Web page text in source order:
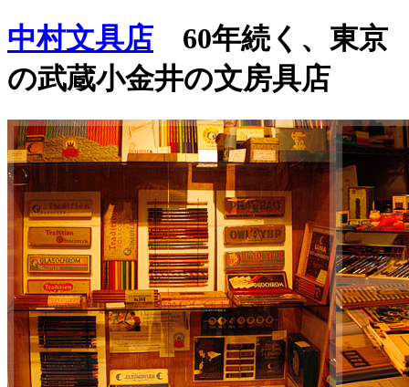
中村文具店
60年続く、東京
の武蔵小金井の文房具店